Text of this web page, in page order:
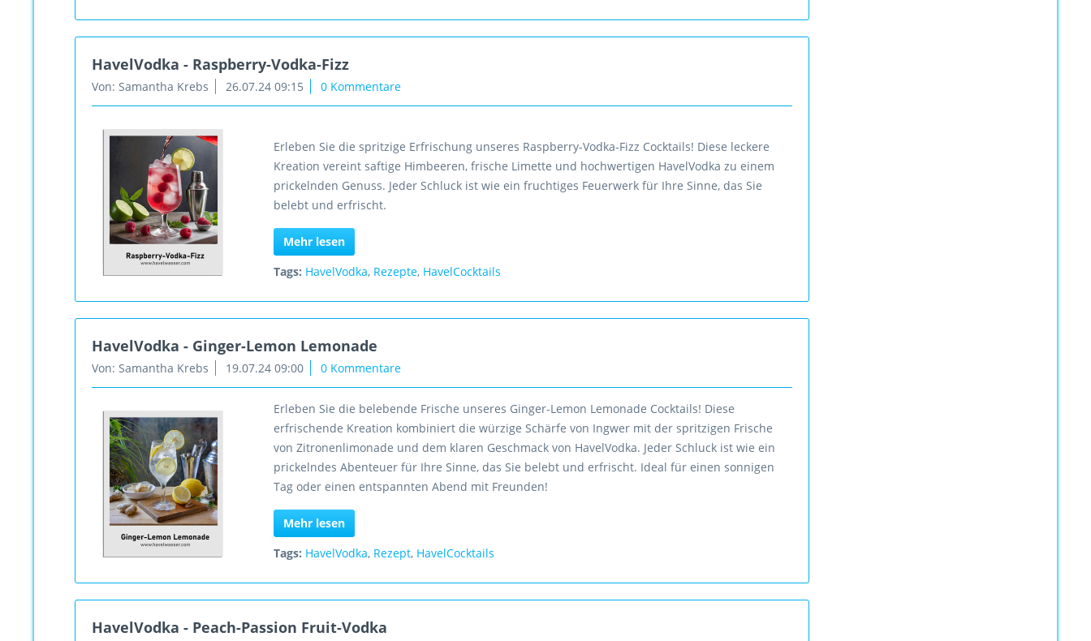
HavelVodka - Raspberry-Vodka-Fizz
Von: Samantha Krebs 26.07.24 09:15 0 Kommentare
Erleben Sie die spritzige Erfrischung unseres Raspberry-Vodka-Fizz Cocktails! Diese leckere
Kreation vereint saftige Himbeeren, frische Limette und hochwertigen HavelVodka zu einem
prickelnden Genuss. Jeder Schluck ist wie ein fruchtiges Feuerwerk für Ihre Sinne, das Sie
belebt und erfrischt.
Mehr lesen
Tags: HavelVodka, Rezepte, HavelCocktails
HavelVodka - Ginger-Lemon Lemonade
Von: Samantha Krebs 19.07.24 09:00 0 Kommentare
Erleben Sie die belebende Frische unseres Ginger-Lemon Lemonade Cocktails! Diese
erfrischende Kreation kombiniert die würzige Schärfe von Ingwer mit der spritzigen Frische
von Zitronenlimonade und dem klaren Geschmack von HavelVodka. Jeder Schluck ist wie ein
prickelndes Abenteuer für Ihre Sinne, das Sie belebt und erfrischt. Ideal für einen sonnigen
Tag oder einen entspannten Abend mit Freunden!
Mehr lesen
Tags: HavelVodka, Rezept, HavelCocktails
HavelVodka - Peach-Passion Fruit-Vodka